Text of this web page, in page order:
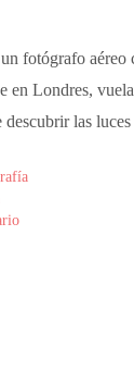
fotógrafo
en Londres,
descubrir las